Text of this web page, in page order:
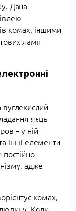
Дана
комах, іншими
ламп
вуглекислий
яєць
– у ній
інші елементи
адже
комах,